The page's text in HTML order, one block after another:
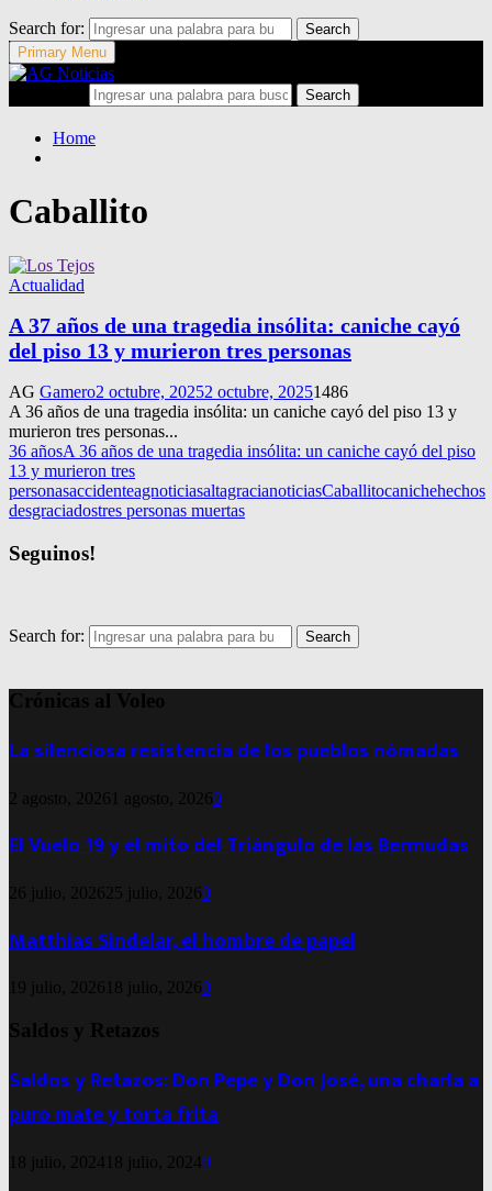
Search for:
Search
Primary Menu
Search
Home
Caballito
Actualidad
A 37 años de una tragedia insólita: caniche cayó
del piso 13 y murieron tres personas
AG Gamero2 octubre, 20252 octubre, 20251486
A 36 años de una tragedia insólita: un caniche cayó del piso 13 y
murieron tres personas...
36 añosA 36 años de una tragedia insólita: un caniche cayó del piso
13 y murieron tres
personasaccidenteagnoticiasaltagracianoticiasCaballitocanichehechos
desgraciadostres personas muertas
Seguinos!
Search for: Search
Crónicas al Voleo
La silenciosa resistencia de los pueblos nómadas
2 agosto, 2026 1 agosto, 20260
El Vuelo 19 y el mito del Triángulo de las Bermudas
26 julio, 2026 25 julio, 20260
Matthias Sindelar, el hombre de papel
19 julio, 2026 18 julio, 20260
Saldos y Retazos
Saldos y Retazos: Don Pepe y Don José, una charla a
puro mate y torta frita
18 julio, 2024 18 julio, 20240